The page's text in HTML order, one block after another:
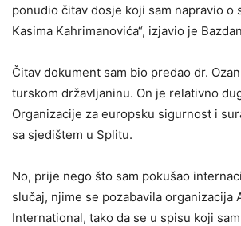
ponudio čitav dosje koji sam napravio o
Kasima Kahrimanovića“, izjavio je
Čitav dokument sam bio predao dr.
turskom državljaninu. On je relativno
Organizacije za europsku sigurnost i
sa sjedištem u Splitu.
No, prije nego što sam pokušao
slučaj, njime se pozabavila organizacija
International, tako da se u spisu koji